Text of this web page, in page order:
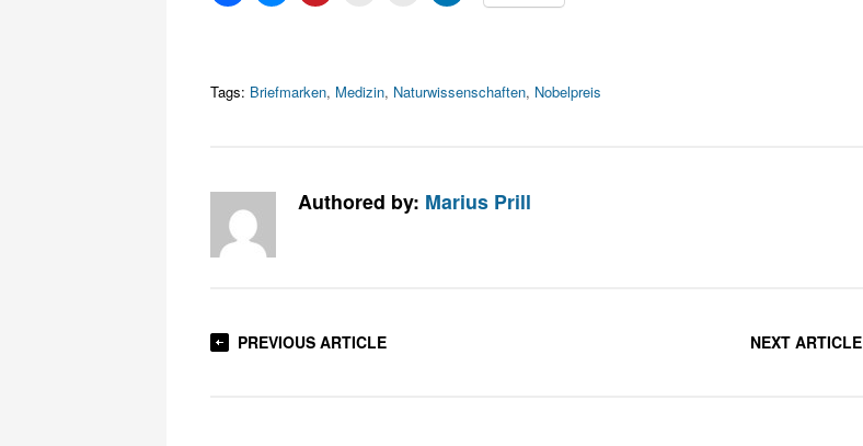
Tags: Briefmarken, Medizin, Naturwissenschaften, Nobelpreis
Authored by: Marius Prill
PREVIOUS ARTICLE NEXT ARTICLE